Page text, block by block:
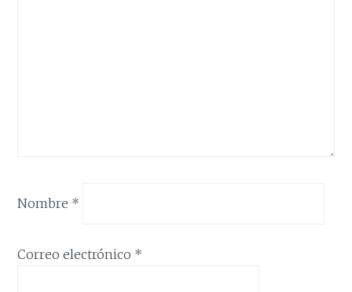
Nombre *
Correo electrónico *